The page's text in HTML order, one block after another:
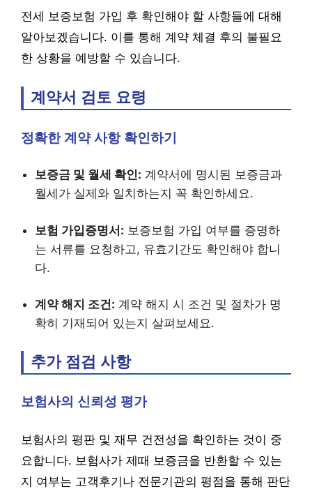
전세 보증보험 가입 후 확인해야 할 사항들에 대해
알아보겠습니다. 이를 통해 계약 체결 후의 불필요
한 상황을 예방할 수 있습니다.
계약서 검토 요령
정확한 계약 사항 확인하기
보증금 및 월세 확인: 계약서에 명시된 보증금과
월세가 실제와 일치하는지 꼭 확인하세요.
보험 가입증명서: 보증보험 가입 여부를 증명하
는 서류를 요청하고, 유효기간도 확인해야 합니
다.
계약 해지 조건: 계약 해지 시 조건 및 절차가 명
확히 기재되어 있는지 살펴보세요.
추가 점검 사항
보험사의 신뢰성 평가
보험사의 평판 및 재무 건전성을 확인하는 것이 중
요합니다. 보험사가 제때 보증금을 반환할 수 있는
지 여부는 고객후기나 전문기관의 평점을 통해 판단